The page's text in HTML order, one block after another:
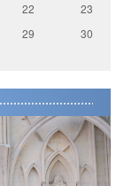
22
23
29
30